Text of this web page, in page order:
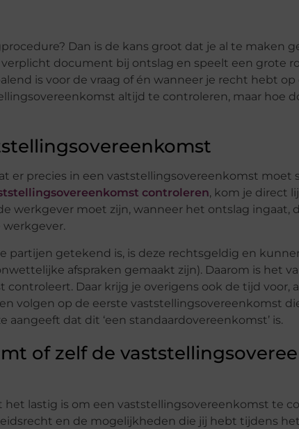
Dan is de kans groot dat je al te maken
document bij ontslag en speelt een grote
is voor de vraag of én wanneer je recht hebt
altijd te controleren, maar hoe
er precies in een vaststellingsovereenkomst moet
controleren, kom je direct
werkgever moet zijn, wanneer het ontslag ingaat,
partijen getekend is, is deze rechtsgeldig en
afspraken gemaakt zijn). Daarom is het
Daar krijg je overigens ook de tijd voor,
volgen op de eerste vaststellingsovereenkomst
dat dit ‘een standaardovereenkomst’ is.
of zelf de
het lastig is om een vaststellingsovereenkomst te
en de mogelijkheden die jij hebt tijdens